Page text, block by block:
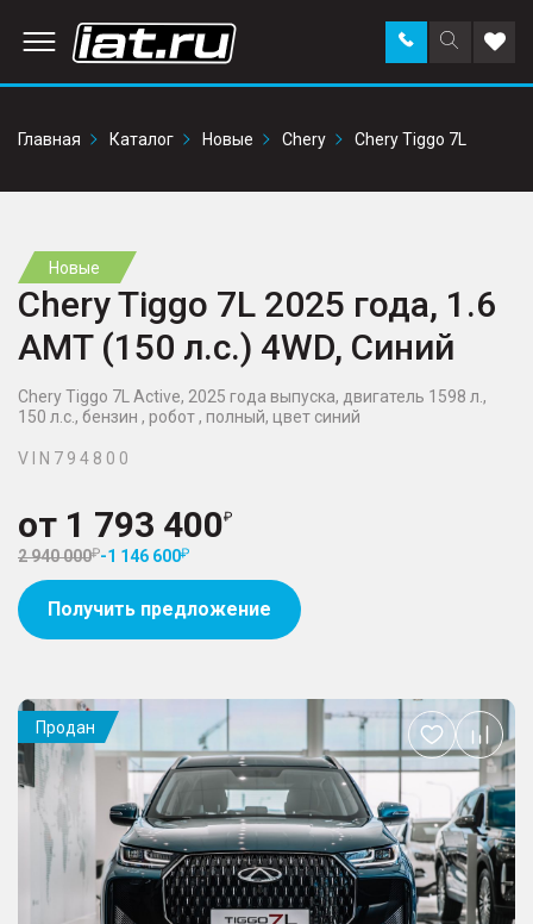
Поиск
по
Заказать
звонок в
Главная
Каталог Новые Chery Chery Tiggo 7L
Новые
Chery Tiggo 7L 2025 года, 1.6
AMT (150 л.с.) 4WD, Синий
Chery Tiggo 7L Active, 2025 года выпуска, двигатель 1598 л.,
150 л.с., бензин , робот , полный, цвет синий
V I N 7 9 4 8 0 0
от 1 793 400
2 940 000 -1 146 600
Получить предложение
Продан
Добавить
в
избранное